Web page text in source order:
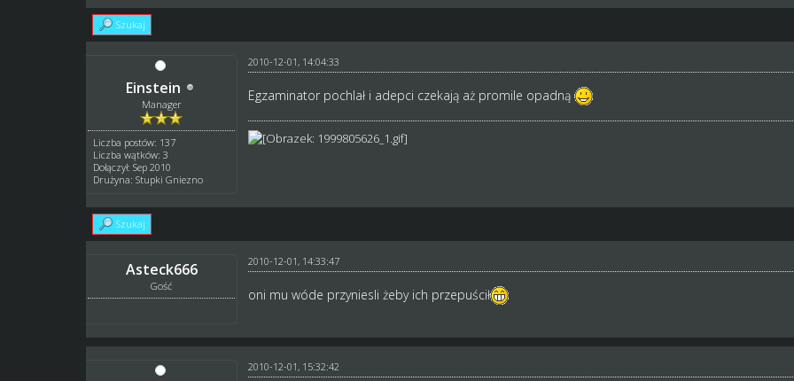
Szukaj
Einstein
Manager
Liczba postów: 137
Liczba wątków: 3
Dołączył: Sep 2010
Drużyna: Stupki Gniezno
2010-12-01, 14:04:33
Egzaminator pochlał i adepci czekają aż promile opadną
Szukaj
Asteck666
Gość
2010-12-01, 14:33:47
oni mu wóde przyniesli żeby ich przepuścił
2010-12-01, 15:32:42